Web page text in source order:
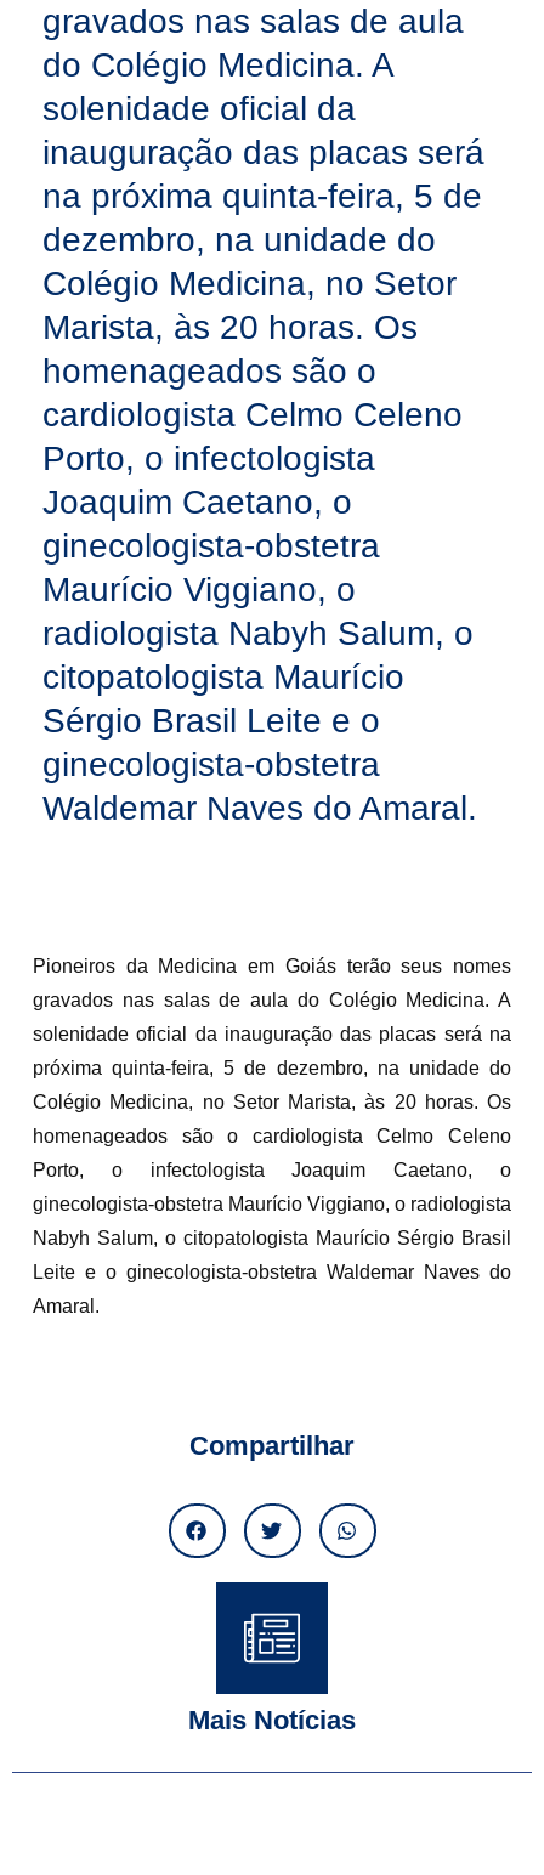
gravados nas salas de aula
do Colégio Medicina. A
solenidade oficial da
inauguração das placas será
na próxima quinta-feira, 5 de
dezembro, na unidade do
Colégio Medicina, no Setor
Marista, às 20 horas. Os
homenageados são o
cardiologista Celmo Celeno
Porto, o infectologista
Joaquim Caetano, o
ginecologista-obstetra
Maurício Viggiano, o
radiologista Nabyh Salum, o
citopatologista Maurício
Sérgio Brasil Leite e o
ginecologista-obstetra
Waldemar Naves do Amaral.
Pioneiros da Medicina em Goiás terão seus nomes
gravados nas salas de aula do Colégio Medicina. A
solenidade oficial da inauguração das placas será na
próxima quinta-feira, 5 de dezembro, na unidade do
Colégio Medicina, no Setor Marista, às 20 horas. Os
homenageados são o cardiologista Celmo Celeno
Porto, o infectologista Joaquim Caetano, o
ginecologista-obstetra Maurício Viggiano, o radiologista
Nabyh Salum, o citopatologista Maurício Sérgio Brasil
Leite e o ginecologista-obstetra Waldemar Naves do
Amaral.
Compartilhar
Mais Notícias